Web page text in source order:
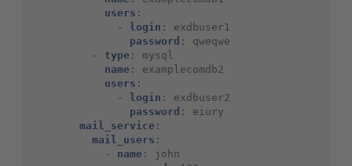
users :
-
login :
exdbuser1
password :
qweqwe
-
type :
mysql
name :
examplecomdb2
users :
-
login :
exdbuser2
password :
eiury
mail_service :
mail_users :
-
name :
john